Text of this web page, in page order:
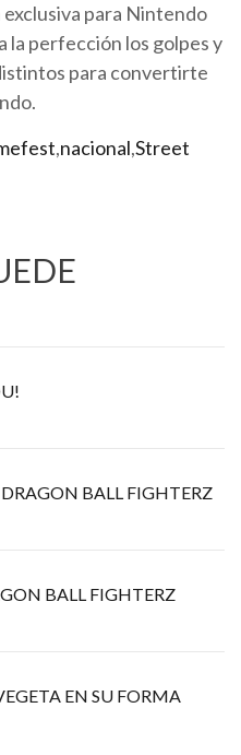
exclusiva para Nintendo
la perfección los golpes y
para convertirte
,nacional,Street
BALL FIGHTERZ
BALL FIGHTERZ
EN SU FORMA